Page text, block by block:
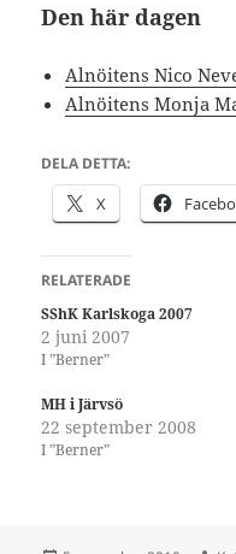
Den här dagen
Alnöitens Nico
Alnöitens Monja
DELA DETTA:
X
RELATERADE
SShK Karlskoga 2007
2 juni 2007
I ”Berner”
MH i Järvsö
22 september 2008
I ”Berner”